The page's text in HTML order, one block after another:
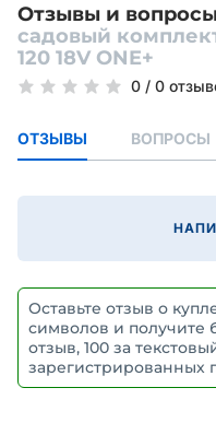
Отзывы и
садовый комплект
120 18V ONE+
0 / 0
ОТЗЫВЫ ВОПРОСЫ
Оставьте отзыв о
символов и получите
отзыв, 100 за
зарегистрированных